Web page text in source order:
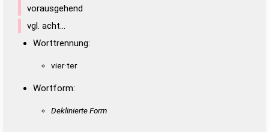
vorausgehend
vgl. acht…
Worttrennung:
vier·ter
Wortform:
Deklinierte Form